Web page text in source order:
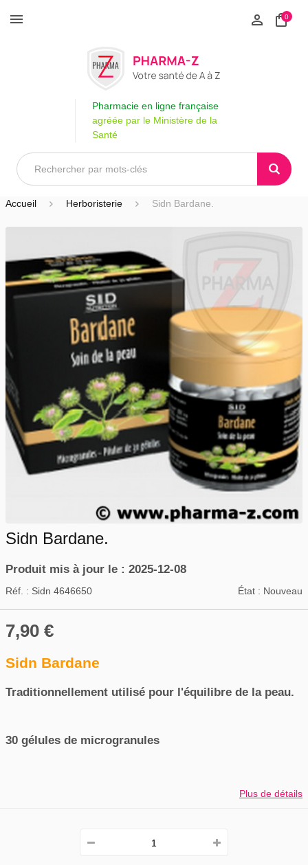
0
Pharmacie en ligne française
agréée par le Ministère de la
Santé
Accueil Herboristerie Sidn Bardane.
Sidn Bardane.
Produit mis à jour le : 2025-12-08
Réf. : Sidn 4646650 État : Nouveau
7,90 €
Sidn Bardane
Traditionnellement utilisé pour l'équilibre de la peau.
30 gélules de microgranules
Plus de détails